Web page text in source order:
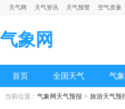
天气网 天气资讯 天气预警 空气质量
气象网
首页 全国天气 气
当前位置： 气象网天气预报 > 旅游天气预